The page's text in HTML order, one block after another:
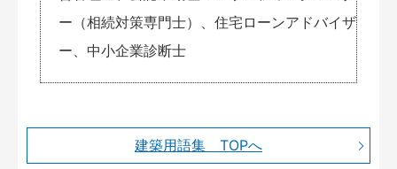
ー（相続対策専門士）、住宅ローンアドバイザ
ー、中小企業診断士
建築用語集 TOPへ